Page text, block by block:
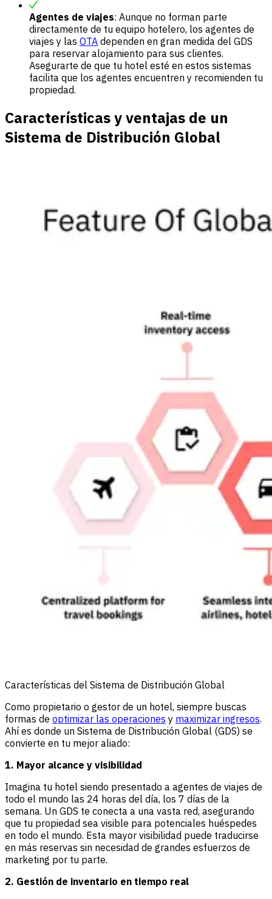
Agentes de viajes: Aunque no forman parte
directamente de tu equipo hotelero, los agentes de
viajes y las OTA dependen en gran medida del GDS
para reservar alojamiento para sus clientes.
Asegurarte de que tu hotel esté en estos sistemas
facilita que los agentes encuentren y recomienden tu
propiedad.
Características y ventajas de un
Sistema de Distribución Global
Características del Sistema de Distribución Global
Como propietario o gestor de un hotel, siempre buscas
formas de optimizar las operaciones y maximizar ingresos.
Ahí es donde un Sistema de Distribución Global (GDS) se
convierte en tu mejor aliado:
1. Mayor alcance y visibilidad
Imagina tu hotel siendo presentado a agentes de viajes de
todo el mundo las 24 horas del día, los 7 días de la
semana. Un GDS te conecta a una vasta red, asegurando
que tu propiedad sea visible para potenciales huéspedes
en todo el mundo. Esta mayor visibilidad puede traducirse
en más reservas sin necesidad de grandes esfuerzos de
marketing por tu parte.
2. Gestión de inventario en tiempo real